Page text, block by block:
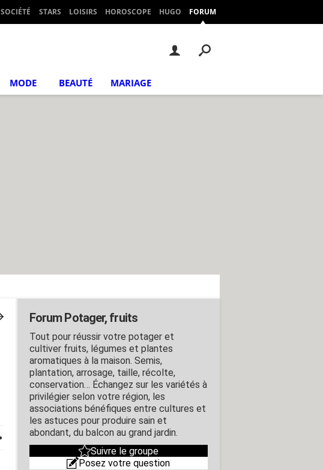
SOCIÉTÉ STARS LOISIRS HOROSCOPE HUGO FORUM
MODE BEAUTÉ MARIAGE
Forum Potager, fruits
Tout pour réussir votre potager et
cultiver fruits, légumes et plantes
aromatiques à la maison. Semis,
plantation, arrosage, taille, récolte,
conservation… Échangez sur les variétés à
privilégier selon votre région, les
associations bénéfiques entre cultures et
les astuces pour produire sain et
abondant, du balcon au grand jardin.
Suivre le groupe
Posez votre question